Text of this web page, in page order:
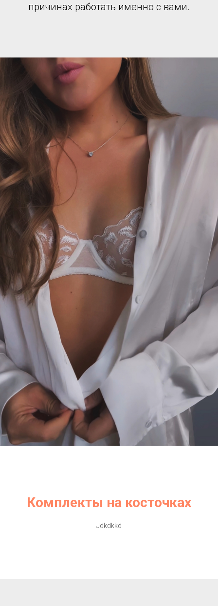
причинах работать именно с вами.
Комплекты на косточках
Jdkdkkd